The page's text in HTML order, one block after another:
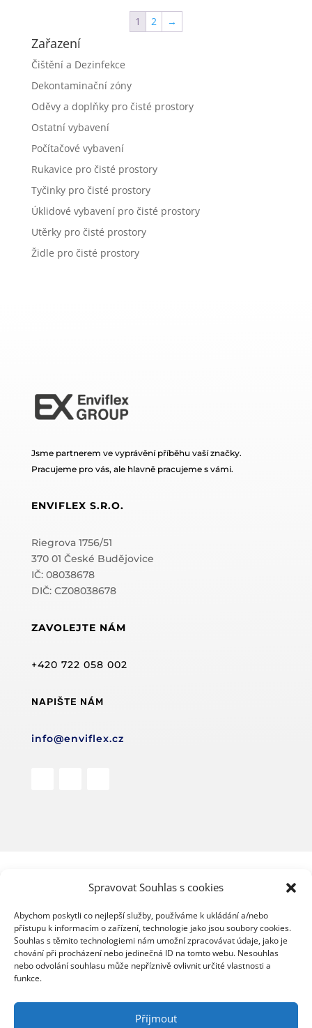
Spravovat Souhlas s cookies
Abychom poskytli co nejlepší služby, používáme k ukládání a/nebo
přístupu k informacím o zařízení, technologie jako jsou soubory cookies.
Souhlas s těmito technologiemi nám umožní zpracovávat údaje, jako je
chování při procházení nebo jedinečná ID na tomto webu. Nesouhlas
nebo odvolání souhlasu může nepříznivě ovlivnit určité vlastnosti a
funkce.
Příjmout
1 2 →
Zařazení
Čištění a Dezinfekce
Dekontaminační zóny
Oděvy a doplňky pro čisté prostory
Ostatní vybavení
Počítačové vybavení
Rukavice pro čisté prostory
Tyčinky pro čisté prostory
Úklidové vybavení pro čisté prostory
Utěrky pro čisté prostory
Židle pro čisté prostory
Jsme partnerem ve vyprávění příběhu vaší značky.
Pracujeme pro vás, ale hlavně pracujeme s vámi.
ENVIFLEX S.R.O.
Riegrova 1756/51
370 01 České Budějovice
IČ: 08038678
DIČ: CZ08038678
ZAVOLEJTE NÁM
+420 722 058 002
NAPIŠTE NÁM
info@enviflex.cz
© Enviflex s.r.o. 2019–2024
#wearecleanroom